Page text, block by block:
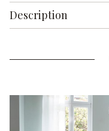
Description